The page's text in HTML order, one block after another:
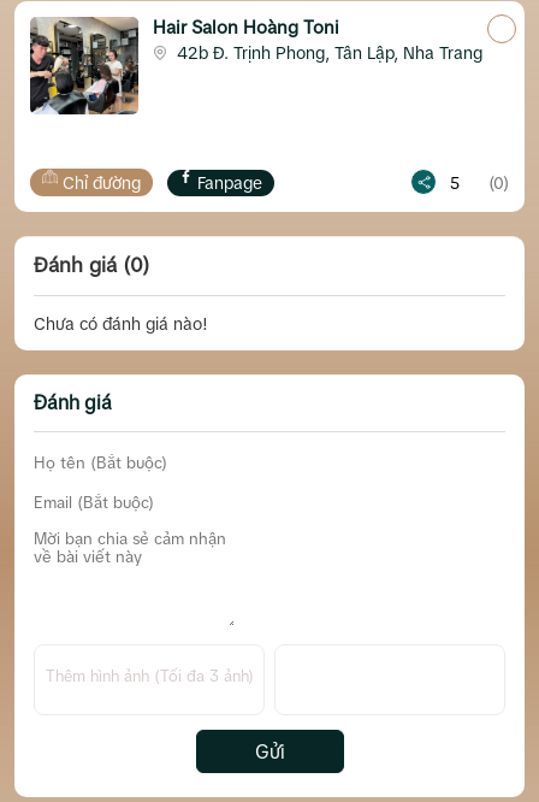
Hair Salon Hoàng Toni
42b Đ. Trịnh Phong, Tân Lập, Nha Trang
đường Fanpage (0) Chỉ
Đánh giá (0)
Chưa có đánh giá nào!
Đánh giá
Thêm hình ảnh (Tối đa 3 ảnh)
Gửi